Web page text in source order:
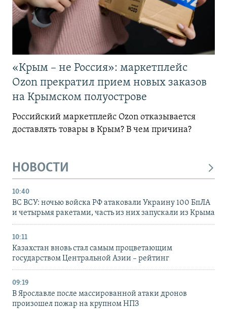
«Крым – не Россия»: маркетплейс
Ozon прекратил прием новых заказов
на Крымском полуострове
Российский маркетплейс Ozon отказывается
доставлять товары в Крым? В чем причина?
НОВОСТИ
10:40
ВС ВСУ: ночью войска РФ атаковали Украину 100 БпЛА
и четырьмя ракетами, часть из них запускали из Крыма
10:11
Казахстан вновь стал самым процветающим
государством Центральной Азии – рейтинг
09:19
В Ярославле после массированной атаки дронов
произошел пожар на крупном НПЗ